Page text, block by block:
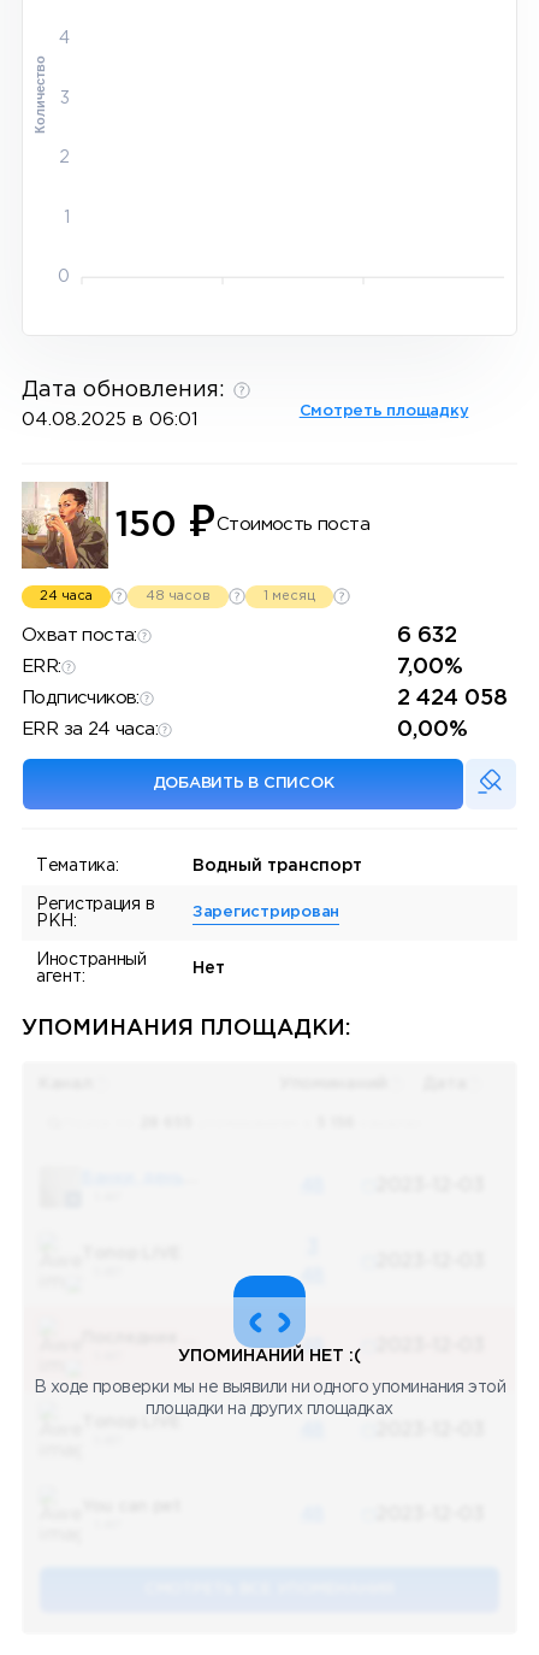
4
3
2
1
0
Количество
Дата обновления:
04.08.2025 в 06:01 Смотреть площадку
150 ₽Стоимость поста
24 часа 48 часов 1 месяц
Охват поста: 6 632
ERR: 7,00%
Подписчиков: 2 424 058
ERR за 24 часа: 0,00%
ДОБАВИТЬ В СПИСОК
Тематика: Водный транспорт
Регистрация в
РКН:
Зарегистрирован
Иностранный
агент:
Нет
УПОМИНАНИЯ ПЛОЩАДКИ:
48
48
УПОМИНАНИЙ НЕТ :(
В ходе проверки мы не выявили ни одного упоминания этой
площадки на других площадках